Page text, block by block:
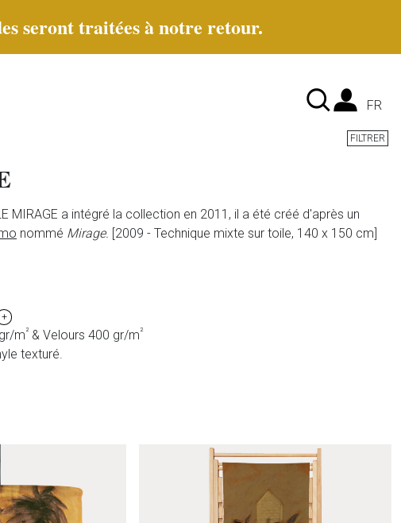
seront traitées à notre retour.
FR
FILTRER
MIRAGE a intégré la collection en 2011, il a été créé d'après un
nommé Mirage. [2009 - Technique mixte sur toile, 140 x 150 cm]
+
m² & Velours 400 gr/m²
texturé.